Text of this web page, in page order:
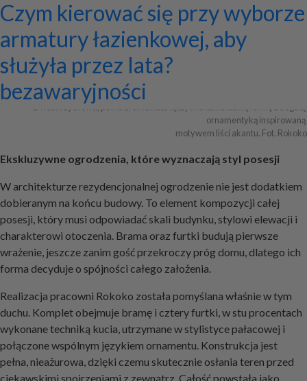
+ Dodaj firmę + Dodaj artykuł
Archiwa
Ekskluzywne ogrodzenia z
pałacowym rozmachem
Dwuskrzydłowa, pełna brama kuta łączy monumentalną formę z bogatą
ornamentyką inspirowaną
motywem liści akantu. Fot. Rokoko
Ekskluzywne ogrodzenia, które wyznaczają styl posesji
W architekturze rezydencjonalnej ogrodzenie nie jest dodatkiem
dobieranym na końcu budowy. To element kompozycji całej
posesji, który musi odpowiadać skali budynku, stylowi elewacji i
charakterowi otoczenia. Brama oraz furtki budują pierwsze
wrażenie, jeszcze zanim gość przekroczy próg domu, dlatego ich
forma decyduje o spójności całego założenia.
Realizacja pracowni Rokoko została pomyślana właśnie w tym
duchu. Komplet obejmuje bramę i cztery furtki, w stu procentach
wykonane techniką kucia, utrzymane w stylistyce pałacowej i
połączone wspólnym językiem ornamentu. Konstrukcja jest
pełna, nieażurowa, dzięki czemu skutecznie osłania teren przed
ciekawskimi spojrzeniami z zewnątrz. Całość powstała jako
Program do projektowania
wentylacji mechanicznej
Jak zaprojektować ścianę
telewizyjną, która pasuje do
całej aranżacji?
Systemy zamocowań dachów
płaskich i skośnych oraz lekkiej
obudowy firmy ETANCO
Dom z prefabrykatów opinie –
co naprawdę warto ocenić przed
budową?
Nowoczesne bramy przesuwne:
wyznaczniki trwałości,
bezpieczeństwa i
bezawaryjności
Jak dobrać maskownicę
karnisza? Praktyczny poradnik
Licznik Geigera w kontroli
materiałów budowlanych i
złomu
Jak ograniczyć ryzyko
przestojów przy pracy maszyn
geotechnicznych?
Czym kierować się przy wyborze
armatury łazienkowej, aby
służyła przez lata?